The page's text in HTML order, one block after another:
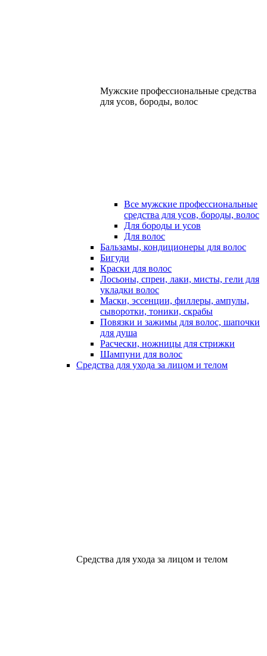
Мужские профессиональные средства
для усов, бороды, волос
Все мужские профессиональные
средства для усов, бороды, волос
Для бороды и усов
Для волос
Бальзамы, кондиционеры для волос
Бигуди
Краски для волос
Лосьоны, спреи, лаки, мисты, гели для
укладки волос
Маски, эссенции, филлеры, ампулы,
сыворотки, тоники, скрабы
Повязки и зажимы для волос, шапочки
для душа
Расчески, ножницы для стрижки
Шампуни для волос
Средства для ухода за лицом и телом
Средства для ухода за лицом и телом